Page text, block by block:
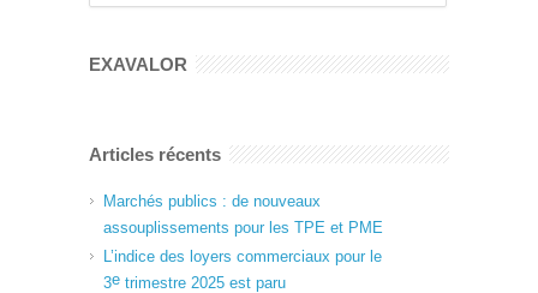
EXAVALOR
Articles récents
Marchés publics : de nouveaux
assouplissements pour les TPE et PME
L’indice des loyers commerciaux pour le
3e trimestre 2025 est paru